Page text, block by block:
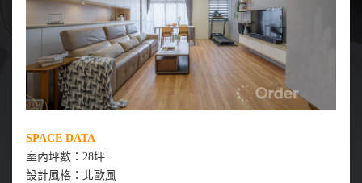
SPACE DATA
室內坪數：28坪
設計風格：北歐風